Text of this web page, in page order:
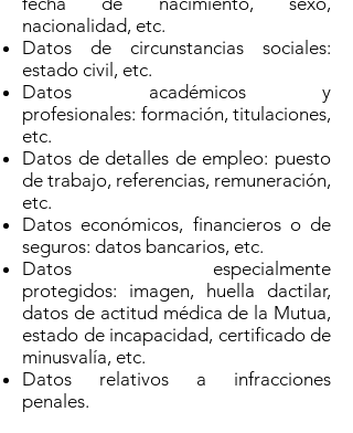
nacionalidad, etc.
Datos de circunstancias sociales:
estado civil, etc.
Datos académicos y
profesionales: formación, titulaciones,
etc.
Datos de detalles de empleo: puesto
de trabajo, referencias, remuneración,
etc.
Datos económicos, financieros o de
seguros: datos bancarios, etc.
Datos especialmente
protegidos: imagen, huella dactilar,
datos de actitud médica de la Mutua,
estado de incapacidad, certificado de
minusvalía, etc.
Datos relativos a infracciones
penales.